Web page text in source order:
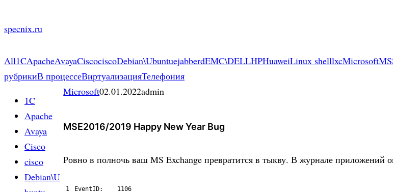
to
specnix.ru
All1CApacheAvayaCiscociscoDebian\UbuntuejabberdEMC\DELLHPHuaweiLinux shelllxcMicrosoft
рубрикиВ процессеВиртуализацияТелефония
1C
Apache
Avaya
Cisco
cisco
Debian\U
Microsoft02.01.2022admin
MSE2016/2019 Happy New Year Bug
Ровно в полночь ваш MS Exchange превратится в тыкву. В журнале приложений
1
EventID:
1106